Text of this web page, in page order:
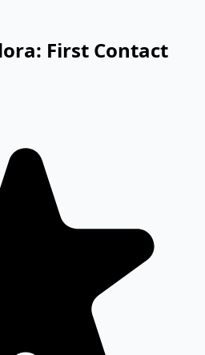
First Contact